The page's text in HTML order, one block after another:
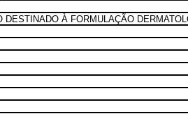
À FORMULAÇÃO